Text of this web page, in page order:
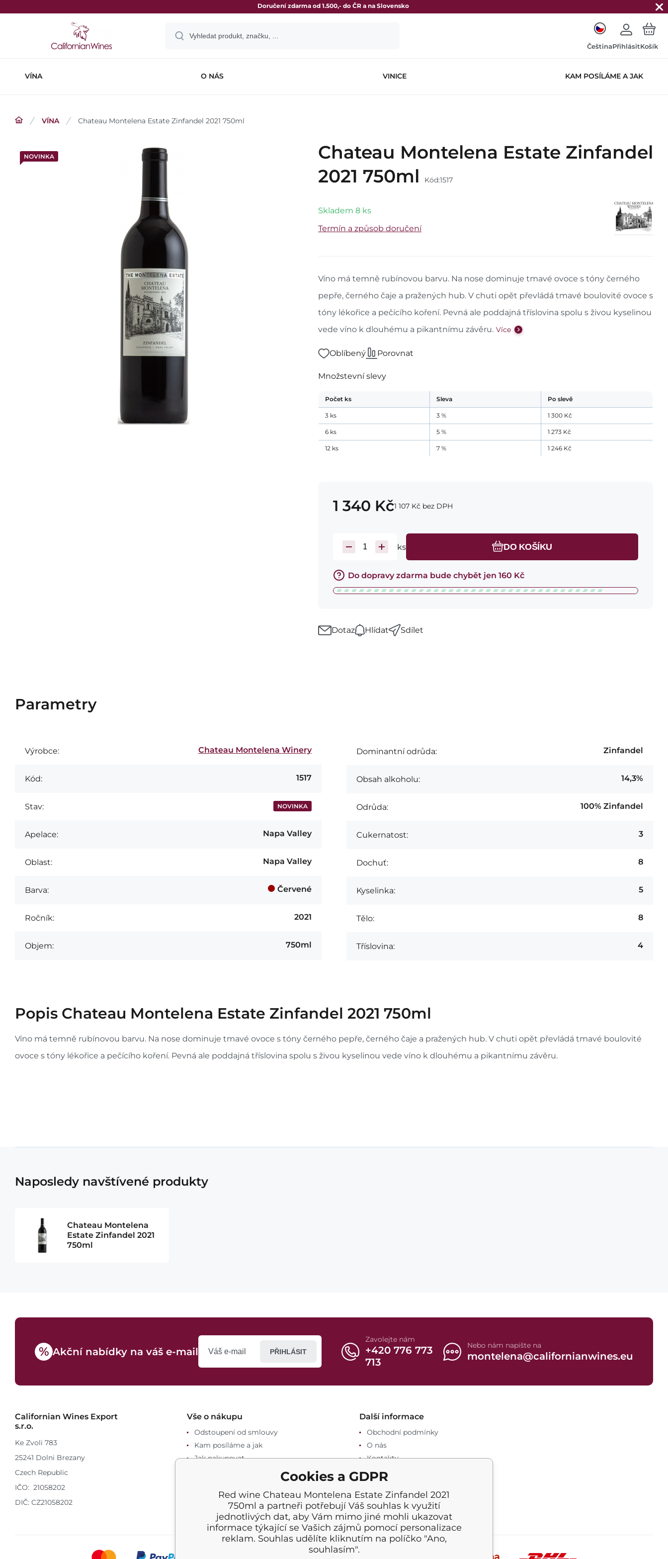
Doručení zdarma od 1.500,- do ČR a na Slovensko
ČeštinaPřihlásitKošík
VÍNA O NÁS VINICE KAM POSÍLÁME A JAK
VÍNA Chateau Montelena Estate Zinfandel 2021 750ml
NOVINKA
Chateau Montelena Estate Zinfandel
2021 750ml
Kód:1517
Skladem 8 ks
Termín a způsob doručení
Víno má temně rubínovou barvu. Na nose dominuje tmavé ovoce s tóny černého
pepře, černého čaje a pražených hub. V chuti opět převládá tmavé boulovité ovoce s
tóny lékořice a pečícího koření. Pevná ale poddajná tříslovina spolu s živou kyselinou
vede víno k dlouhému a pikantnímu závěru. Více
Oblíbený Porovnat
Množstevní slevy
Počet ks Sleva Po slevě
3 ks 3 % 1 300 Kč
6 ks 5 % 1 273 Kč
12 ks 7 % 1 246 Kč
1 340 Kč1 107 Kč bez DPH
ks DO KOŠÍKU
Do dopravy zdarma bude chybět jen 160 Kč
Dotaz Hlídat Sdílet
Parametry
Výrobce: Chateau Montelena Winery
Kód: 1517
Stav: NOVINKA
Apelace: Napa Valley
Oblast: Napa Valley
Barva: Červené
Ročník: 2021
Objem: 750ml
Dominantní odrůda: Zinfandel
Obsah alkoholu: 14,3%
Odrůda: 100% Zinfandel
Cukernatost: 3
Dochuť: 8
Kyselinka: 5
Tělo: 8
Tříslovina: 4
Popis Chateau Montelena Estate Zinfandel 2021 750ml
Víno má temně rubínovou barvu. Na nose dominuje tmavé ovoce s tóny černého pepře, černého čaje a pražených hub. V chuti opět převládá tmavé boulovité
ovoce s tóny lékořice a pečícího koření. Pevná ale poddajná tříslovina spolu s živou kyselinou vede víno k dlouhému a pikantnímu závěru.
Naposledy navštívené produkty
Chateau Montelena
Estate Zinfandel 2021
750ml
% Akční nabídky na váš e-mail PŘIHLÁSIT
Zavolejte nám
+420 776 773
713
Nebo nám napište na
montelena@californianwines.eu
Californian Wines Export
s.r.o.
Ke Zvoli 783
25241 Dolni Brezany
Czech Republic
IČO: 21058202
DIČ: CZ21058202
Vše o nákupu
Odstoupení od smlouvy
Kam posíláme a jak
Jak nakupovat
Velkoobchod / Gastro
Další informace
Obchodní podmínky
O nás
Kontakty
Reklamace a vrácení
Cookies a GDPR
Red wine Chateau Montelena Estate Zinfandel 2021
750ml a partneři potřebují Váš souhlas k využití
jednotlivých dat, aby Vám mimo jiné mohli ukazovat
informace týkající se Vašich zájmů pomocí personalizace
reklam. Souhlas udělíte kliknutím na políčko "Ano,
souhlasím".